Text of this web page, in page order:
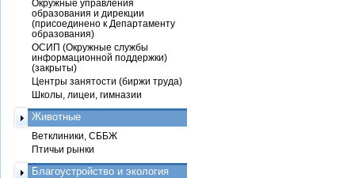
Окружные управления
образования и дирекции
(присоединено к Департаменту
образования)
ОСИП (Окружные службы
информационной поддержки)
(закрыты)
Центры занятости (биржи труда)
Школы, лицеи, гимназии
Животные
Ветклиники, СББЖ
Птичьи рынки
Благоустройство и экология